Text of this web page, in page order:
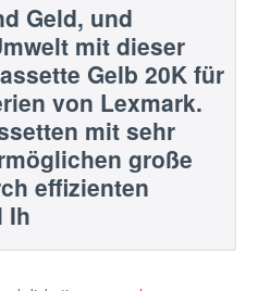
Geld, und
mit dieser
Gelb 20K für
von Lexmark.
mit sehr
große
effizienten
Ih